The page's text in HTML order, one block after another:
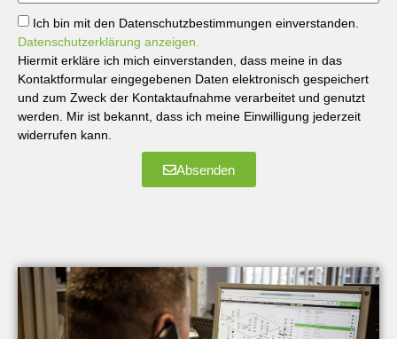
Ich bin mit den Datenschutzbestimmungen einverstanden.
Datenschutzerklärung anzeigen.
Hiermit erkläre ich mich einverstanden, dass meine in das
Kontaktformular eingegebenen Daten elektronisch gespeichert
und zum Zweck der Kontaktaufnahme verarbeitet und genutzt
werden. Mir ist bekannt, dass ich meine Einwilligung jederzeit
widerrufen kann.
Absenden